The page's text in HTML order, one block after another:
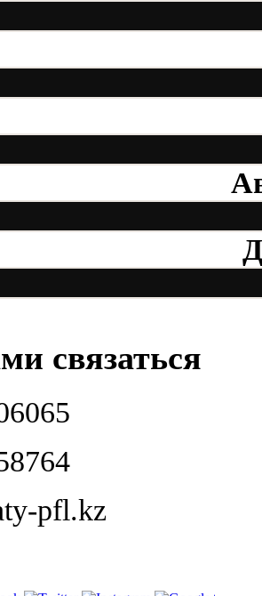
связаться
pfl.kz